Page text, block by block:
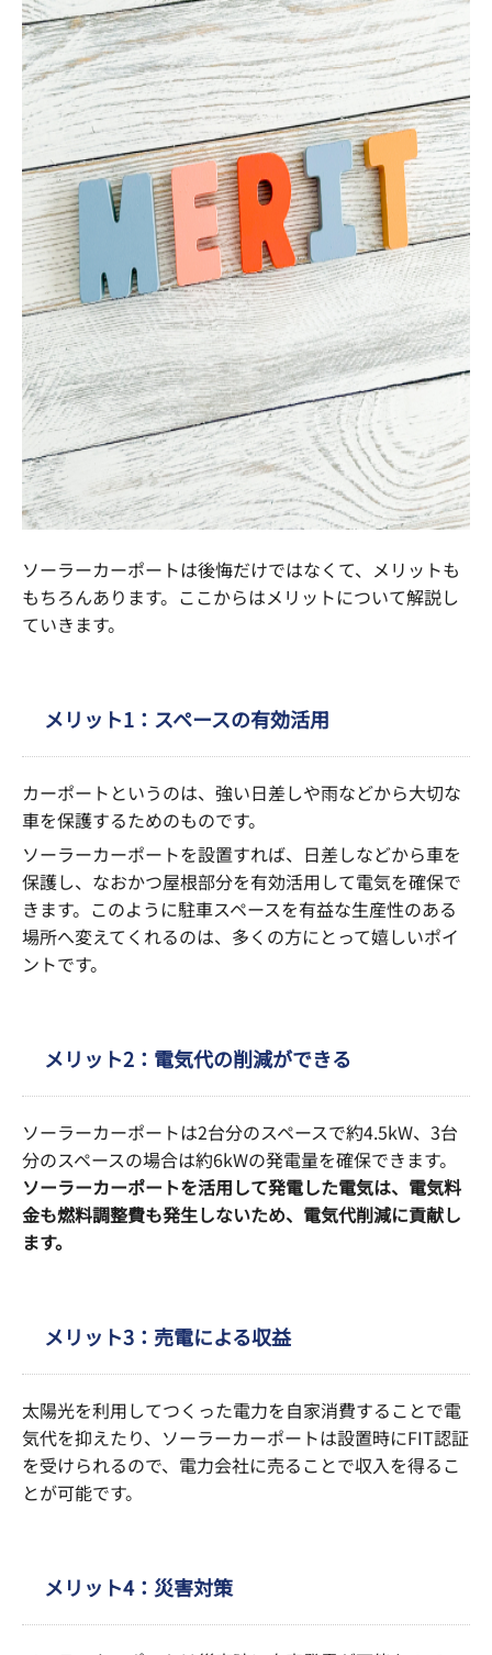
ソーラーカーポートは後悔だけではなくて、メリットも
もちろんあります。ここからはメリットについて解説し
ていきます。
メリット1：スペースの有効活用
カーポートというのは、強い日差しや雨などから大切な
車を保護するためのものです。
ソーラーカーポートを設置すれば、日差しなどから車を
保護し、なおかつ屋根部分を有効活用して電気を確保で
きます。このように駐車スペースを有益な生産性のある
場所へ変えてくれるのは、多くの方にとって嬉しいポイ
ントです。
メリット2：電気代の削減ができる
ソーラーカーポートは2台分のスペースで約4.5kW、3台
分のスペースの場合は約6kWの発電量を確保できます。
ソーラーカーポートを活用して発電した電気は、電気料
金も燃料調整費も発生しないため、電気代削減に貢献し
ます。
メリット3：売電による収益
太陽光を利用してつくった電力を自家消費することで電
気代を抑えたり、ソーラーカーポートは設置時にFIT認証
を受けられるので、電力会社に売ることで収入を得るこ
とが可能です。
メリット4：災害対策